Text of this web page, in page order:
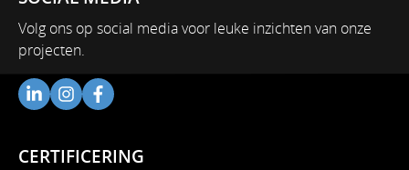
Volg ons op social media voor leuke inzichten van onze
projecten.
CERTIFICERING